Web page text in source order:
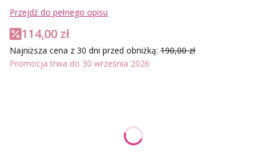
Przejdź do pełnego opisu
114,00 zł
Najniższa cena z 30 dni przed obniżką: 190,00 zł
Promocja trwa do 30 września 2026